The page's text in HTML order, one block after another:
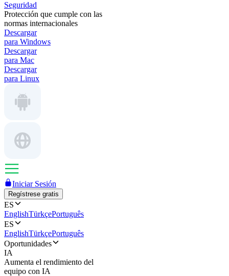
Seguridad
Protección que cumple con las
normas internacionales
Descargar
para Windows
Descargar
para Mac
Descargar
para Linux
Iniciar Sesión
Regístrese gratis
ES
EnglishTürkçePortuguês
ES
EnglishTürkçePortuguês
Oportunidades
IA
Aumenta el rendimiento del
equipo con IA